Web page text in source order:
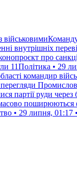
внутрішніх
про
11Політика • 29
командир
руди
• 29 липня, 01:17